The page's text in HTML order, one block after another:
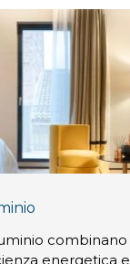
combinano
energetica e